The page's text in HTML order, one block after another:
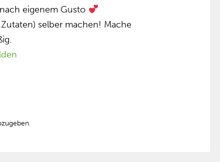
eigenem Gusto
selber machen! Mache